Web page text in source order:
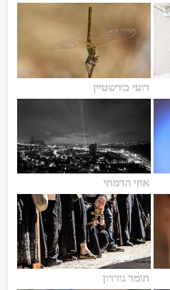
רועי בורשטיין
אחי הרמתי
תומר גורדון